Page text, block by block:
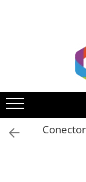
Termoseminee,
Cazane pe
Cazane pe